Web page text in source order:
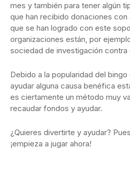
mes y también para tener algún
que han recibido donaciones con
que se han logrado con este
organizaciones están, por
sociedad de investigación contra
Debido a la popularidad del
ayudar alguna causa benéfica
es ciertamente un método muy
recaudar fondos y ayudar.
¿Quieres divertirte y ayudar?
¡empieza a jugar ahora!